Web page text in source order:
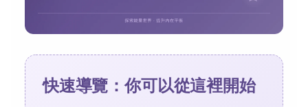
快速導覽：你可以從這裡開始